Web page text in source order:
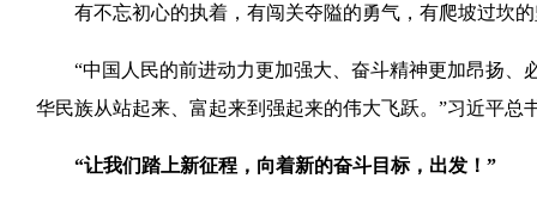
有不忘初心的执着，有闯关夺隘的勇气，有爬坡过坎
“中国人民的前进动力更加强大、奋斗精神更加昂扬、
华民族从站起来、富起来到强起来的伟大飞跃。”习近平总
“让我们踏上新征程，向着新的奋斗目标，出发！”